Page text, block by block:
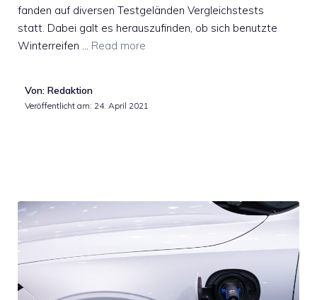
fanden auf diversen Testgeländen Vergleichstests
statt. Dabei galt es herauszufinden, ob sich benutzte
Winterreifen … Read more
Von: Redaktion
Veröffentlicht am: 24. April 2021